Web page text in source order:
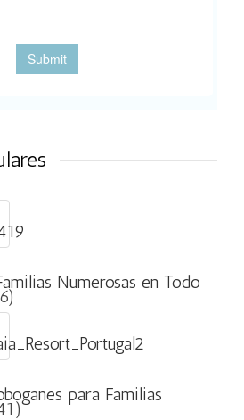
Numerosas en Todo
para Familias